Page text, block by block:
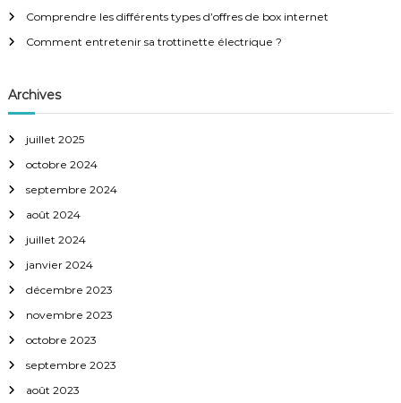
o
d
e
l
’
a
r
t
i
Comprendre les différents types d’offres de box internet
Comment entretenir sa trottinette électrique ?
Archives
juillet 2025
octobre 2024
septembre 2024
août 2024
juillet 2024
janvier 2024
décembre 2023
novembre 2023
octobre 2023
septembre 2023
août 2023